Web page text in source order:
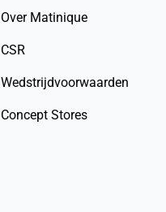
Over Matinique
CSR
Wedstrijdvoorwaarden
Concept Stores